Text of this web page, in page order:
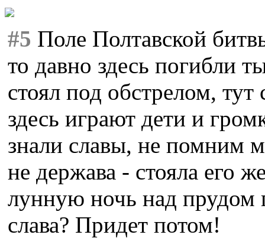
#5 Поле Полтавской
то давно здесь погибли
стоял под обстрелом,
здесь играют дети и
знали славы, не помним
не держава - стояла его
лунную ночь над прудом
слава? Придет потом!